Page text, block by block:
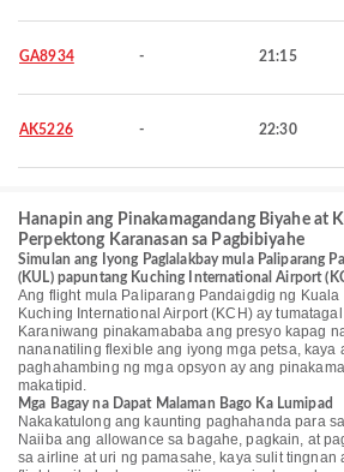
GA8934 - 21:15
AK5226 - 22:30
Hanapin ang Pinakamagandang Biyahe at
Perpektong Karanasan sa Pagbibiyahe
Simulan ang Iyong Paglalakbay mula Paliparang
(KUL) papuntang Kuching International Airport
Ang flight mula Paliparang Pandaigdig ng
Kuching International Airport (KCH) ay
Karaniwang pinakamababa ang presyo kapag
nananatiling flexible ang iyong mga petsa, kaya
paghahambing ng mga opsyon ay ang
makatipid.
Mga Bagay na Dapat Malaman Bago Ka Lumipad
Nakakatulong ang kaunting paghahanda para
Naiiba ang allowance sa bagahe, pagkain, at
sa airline at uri ng pamasahe, kaya sulit tingnan